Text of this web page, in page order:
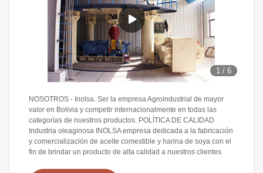
1 /6
NOSOTROS - Inolsa. Ser la empresa Agroindustrial de mayor
valor en Bolivia y competir internacionalmente en todas las
categorías de nuestros productos. POLÍTICA DE CALIDAD
Industria oleaginosa INOLSA empresa dedicada a la fabricación
y comercialización de aceite comestible y harina de soya con el
fin de brindar un producto de alta calidad a nuestros clientes